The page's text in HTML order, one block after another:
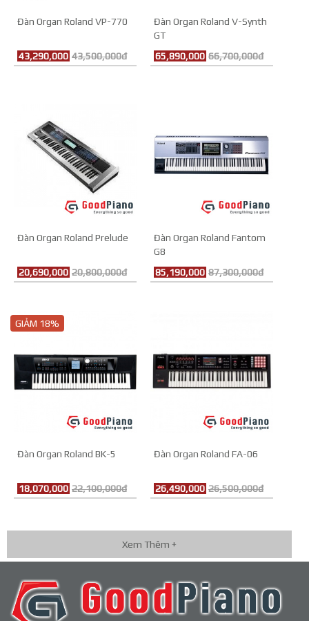
Đàn Organ Roland VP-770
43,290,000 43,500,000đ
Đàn Organ Roland V-Synth
GT
65,890,000 66,700,000đ
Đàn Organ Roland Prelude
20,690,000 20,800,000đ
Đàn Organ Roland Fantom
G8
85,190,000 87,300,000đ
GIẢM 18%
Đàn Organ Roland BK-5
18,070,000 22,100,000đ
Đàn Organ Roland FA-06
26,490,000 26,500,000đ
Xem Thêm +